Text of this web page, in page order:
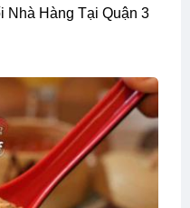
Nhà Hàng Tại Quận 3